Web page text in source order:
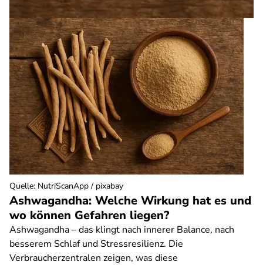
Ashwagandha: Welche Wirkung hat es und
wo können Gefahren liegen?
Ashwagandha – das klingt nach innerer Balance, nach
besserem Schlaf und Stressresilienz. Die
Verbraucherzentralen zeigen, was diese
Quelle: NutriScanApp / pixabay